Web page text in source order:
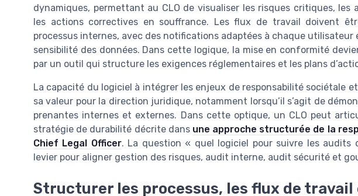
dynamiques, permettant au CLO de visualiser les risques critiques,
les actions correctives en souffrance. Les flux de travail doivent
processus internes, avec des notifications adaptées à chaque utilisateur
sensibilité des données. Dans cette logique, la mise en conformité
par un outil qui structure les exigences réglementaires et les plans
La capacité du logiciel à intégrer les enjeux de responsabilité sociétale
sa valeur pour la direction juridique, notamment lorsqu’il s’agit de
prenantes internes et externes. Dans cette optique, un CLO peut
stratégie de durabilité décrite dans une approche structurée de la
Chief Legal Officer. La question « quel logiciel pour suivre les
levier pour aligner gestion des risques, audit interne, audit sécurité et
Structurer les processus, les flux de travail